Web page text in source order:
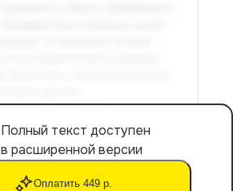
Полный текст доступен
в расширенной версии
Оплатить 449 р.